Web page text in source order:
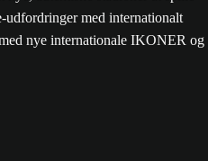
med internationalt
nye internationale IKONER og